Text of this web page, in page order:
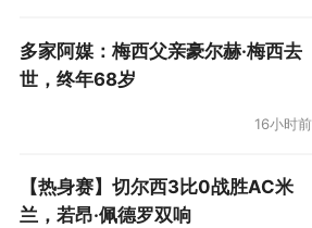
多家阿媒：梅西父亲豪尔赫·梅西去
世，终年68岁
16小时前
【热身赛】切尔西3比0战胜AC米
兰，若昂·佩德罗双响